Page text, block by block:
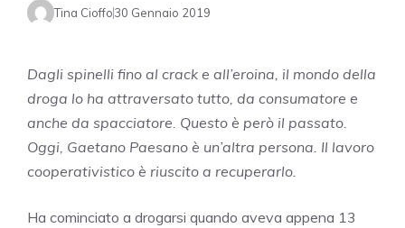
Tina Cioffo30 Gennaio 2019
Dagli spinelli fino al crack e all’eroina, il mondo della
droga lo ha attraversato tutto, da consumatore e
anche da spacciatore. Questo è però il passato.
Oggi, Gaetano Paesano è un’altra persona. Il lavoro
cooperativistico è riuscito a recuperarlo.
Ha cominciato a drogarsi quando aveva appena 13